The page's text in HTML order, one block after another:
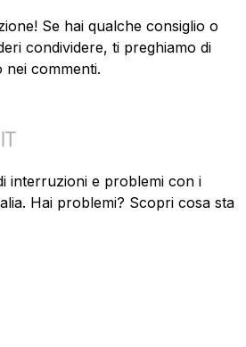
Se hai qualche consiglio o
condividere, ti preghiamo di
nei commenti.
interruzioni e problemi con i
Hai problemi? Scopri cosa sta